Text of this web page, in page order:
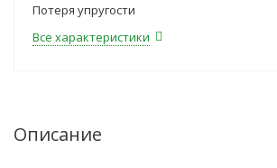
Потеря упругости
Все характеристики
Описание